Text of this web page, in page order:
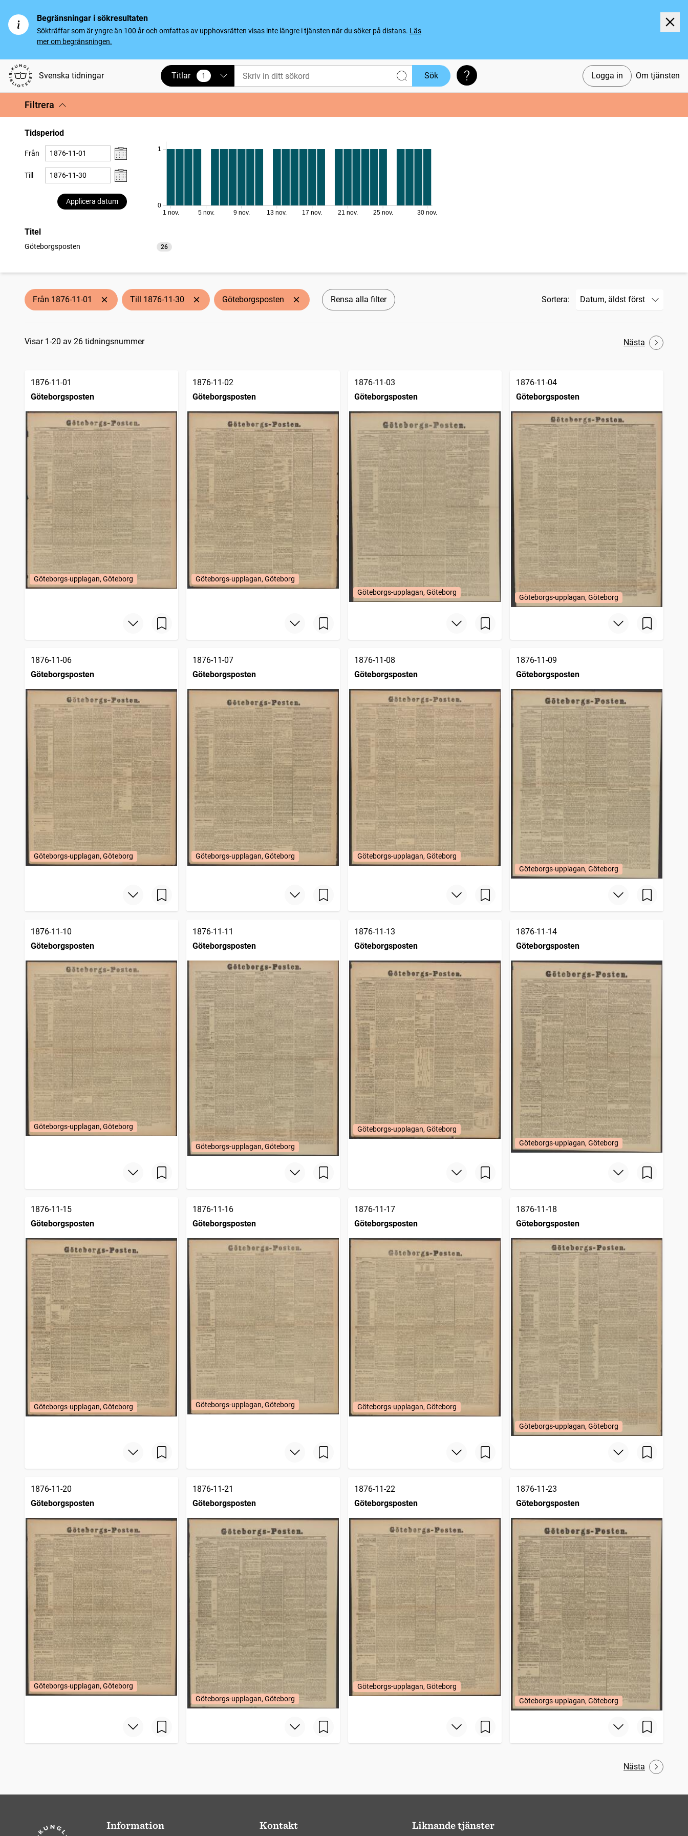
Begränsningar i sökresultaten
Sökträffar som är yngre än 100 år och omfattas av upphovsrätten visas inte längre i tjänsten när du söker på distans. Läs
mer om begränsningen.
Svenska tidningar Logga in Om tjänsten
Titlar 1
vald Sök Söktips
Filtrera
Tidsperiod
Från
Till
Applicera datum
0
1
1 nov. 5 nov. 9 nov. 13 nov. 17 nov. 21 nov. 25 nov. 30 nov.
Titel
Göteborgsposten 26
träffar
Från 1876-11-01 Till 1876-11-30 Göteborgsposten Rensa alla filter Sortera:
Sökresultat
Visar 1-20 av 26 tidningsnummer Nästa
1876-11-01
Göteborgsposten
Göteborgs-upplagan, Göteborg
1876-11-02
Göteborgsposten
Göteborgs-upplagan, Göteborg
1876-11-03
Göteborgsposten
Göteborgs-upplagan, Göteborg
1876-11-04
Göteborgsposten
Göteborgs-upplagan, Göteborg
1876-11-06
Göteborgsposten
Göteborgs-upplagan, Göteborg
1876-11-07
Göteborgsposten
Göteborgs-upplagan, Göteborg
1876-11-08
Göteborgsposten
Göteborgs-upplagan, Göteborg
1876-11-09
Göteborgsposten
Göteborgs-upplagan, Göteborg
1876-11-10
Göteborgsposten
Göteborgs-upplagan, Göteborg
1876-11-11
Göteborgsposten
Göteborgs-upplagan, Göteborg
1876-11-13
Göteborgsposten
Göteborgs-upplagan, Göteborg
1876-11-14
Göteborgsposten
Göteborgs-upplagan, Göteborg
1876-11-15
Göteborgsposten
Göteborgs-upplagan, Göteborg
1876-11-16
Göteborgsposten
Göteborgs-upplagan, Göteborg
1876-11-17
Göteborgsposten
Göteborgs-upplagan, Göteborg
1876-11-18
Göteborgsposten
Göteborgs-upplagan, Göteborg
1876-11-20
Göteborgsposten
Göteborgs-upplagan, Göteborg
1876-11-21
Göteborgsposten
Göteborgs-upplagan, Göteborg
1876-11-22
Göteborgsposten
Göteborgs-upplagan, Göteborg
1876-11-23
Göteborgsposten
Göteborgs-upplagan, Göteborg
Nästa
Information Kontakt Liknande tjänster